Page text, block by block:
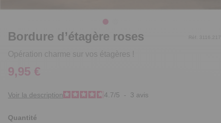
Bordure d’étagère roses
Opération charme sur vos étagères !
Réf. 3116.217
9,95 €
Voir la description 4.7/5 - 3 avis
Quantité